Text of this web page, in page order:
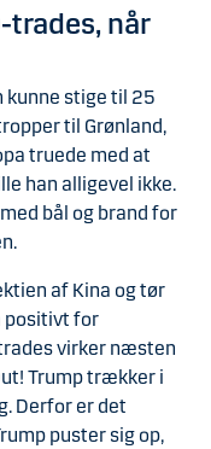
trades, når
kunne stige til 25
til Grønland,
truede med at
han alligevel ikke.
bål og brand for
af Kina og tør
positivt for
virker næsten
Trump trækker i
Derfor er det
puster sig op,